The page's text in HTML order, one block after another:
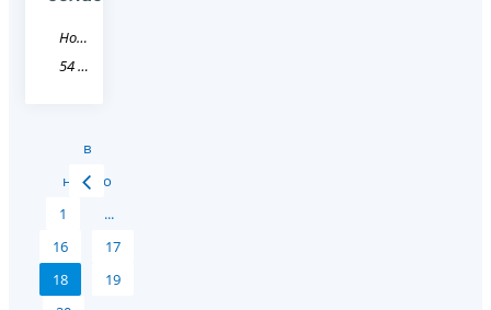
Новость
54 Новосибирская область
в
начало
1
...
16
17
18
19